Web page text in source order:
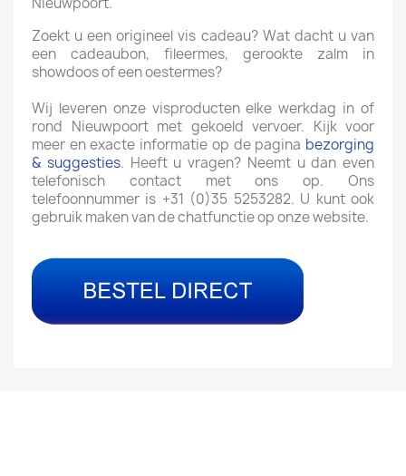
Zoekt u een origineel vis cadeau? Wat dacht u van
een cadeaubon, fileermes, gerookte zalm in
showdoos of een oestermes?
Wij leveren onze visproducten elke werkdag in of
rond Nieuwpoort met gekoeld vervoer. Kijk voor
meer en exacte informatie op de pagina bezorging
& suggesties. Heeft u vragen? Neemt u dan even
telefonisch contact met ons op. Ons
telefoonnummer is +31 (0)35 5253282. U kunt ook
gebruik maken van de chatfunctie op onze website.